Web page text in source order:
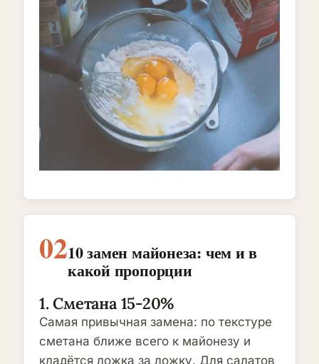
0210 замен майонеза: чем и в
какой пропорции
1. Сметана 15-20%
Самая привычная замена: по текстуре
сметана ближе всего к майонезу и
кладётся ложка за ложку. Для салатов